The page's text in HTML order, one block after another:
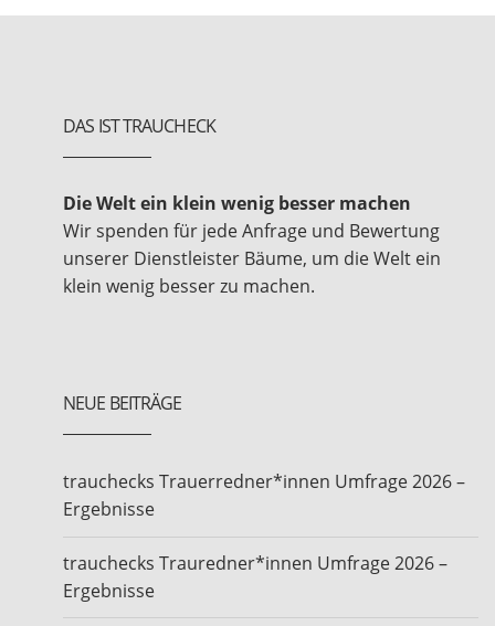
DAS IST TRAUCHECK
Die Welt ein klein wenig besser machen
Wir spenden für jede Anfrage und Bewertung
unserer Dienstleister Bäume, um die Welt ein
klein wenig besser zu machen.
NEUE BEITRÄGE
trauchecks Trauerredner*innen Umfrage 2026 –
Ergebnisse
trauchecks Trauredner*innen Umfrage 2026 –
Ergebnisse